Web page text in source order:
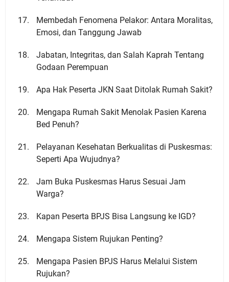
Membedah Fenomena Pelakor: Antara Moralitas,
Emosi, dan Tanggung Jawab
Jabatan, Integritas, dan Salah Kaprah Tentang
Godaan Perempuan
Apa Hak Peserta JKN Saat Ditolak Rumah Sakit?
Mengapa Rumah Sakit Menolak Pasien Karena
Bed Penuh?
Pelayanan Kesehatan Berkualitas di Puskesmas:
Seperti Apa Wujudnya?
Jam Buka Puskesmas Harus Sesuai Jam
Warga?
Kapan Peserta BPJS Bisa Langsung ke IGD?
Mengapa Sistem Rujukan Penting?
Mengapa Pasien BPJS Harus Melalui Sistem
Rujukan?